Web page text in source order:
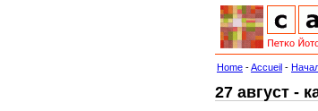
Home -Accueil -
27 август -